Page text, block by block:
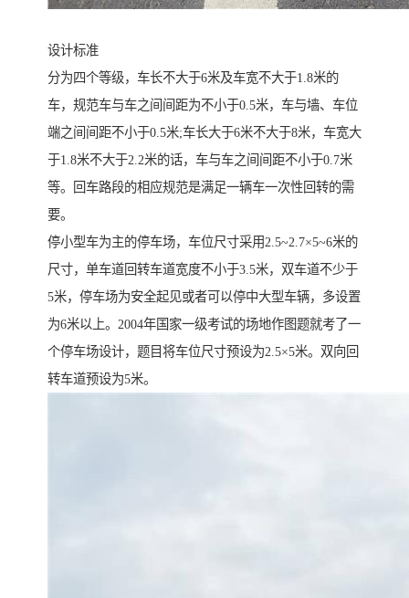
设计标准
分为四个等级，车长不大于6米及车宽不大于1.8米的
车，规范车与车之间间距为不小于0.5米，车与墙、车位
端之间间距不小于0.5米;车长大于6米不大于8米，车宽大
于1.8米不大于2.2米的话，车与车之间间距不小于0.7米
等。回车路段的相应规范是满足一辆车一次性回转的需
要。
停小型车为主的停车场，车位尺寸采用2.5~2.7×5~6米的
尺寸，单车道回转车道宽度不小于3.5米，双车道不少于
5米，停车场为安全起见或者可以停中大型车辆，多设置
为6米以上。2004年国家一级考试的场地作图题就考了一
个停车场设计，题目将车位尺寸预设为2.5×5米。双向回
转车道预设为5米。